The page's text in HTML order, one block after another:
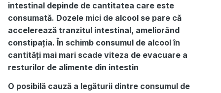
intestinal depinde de cantitatea care este
consumată. Dozele mici de alcool se pare că
accelerează tranzitul intestinal, ameliorând
constipația. În schimb consumul de alcool în
cantități mai mari scade viteza de evacuare a
resturilor de alimente din intestin
O posibilă cauză a legăturii dintre consumul de